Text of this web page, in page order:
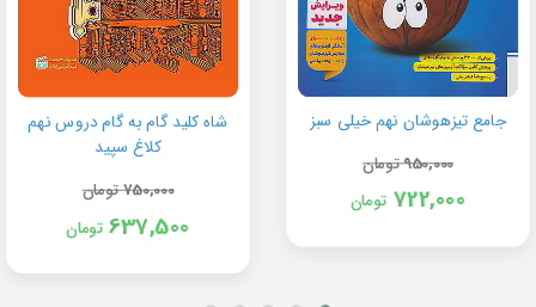
جامع تیزهوشان نهم خیلی سبز
950,000تومان
722,000 تومان
شاه کلید گام به گام دروس نهم
کلاغ سپید
750,000تومان
637,500 تومان